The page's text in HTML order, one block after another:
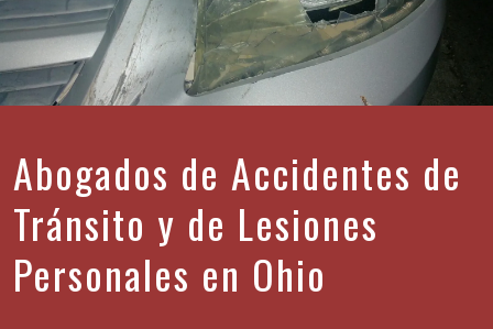
Abogados de Accidentes de
Tránsito y de Lesiones
Personales en Ohio